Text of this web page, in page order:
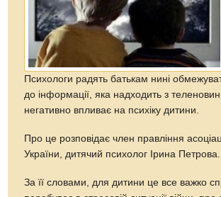
Психологи радять батькам нині
до інформації, яка надходить з
негативно впливає на психіку дитини.
Про це розповідає член правління
України, дитячий психолог Ірина Петрова.
За її словами, для дитини це все важко